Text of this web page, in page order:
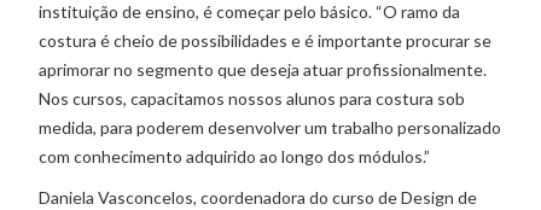
instituição de ensino, é começar pelo básico. “O ramo da
costura é cheio de possibilidades e é importante procurar se
aprimorar no segmento que deseja atuar profissionalmente.
Nos cursos, capacitamos nossos alunos para costura sob
medida, para poderem desenvolver um trabalho personalizado
com conhecimento adquirido ao longo dos módulos.”
Daniela Vasconcelos, coordenadora do curso de Design de